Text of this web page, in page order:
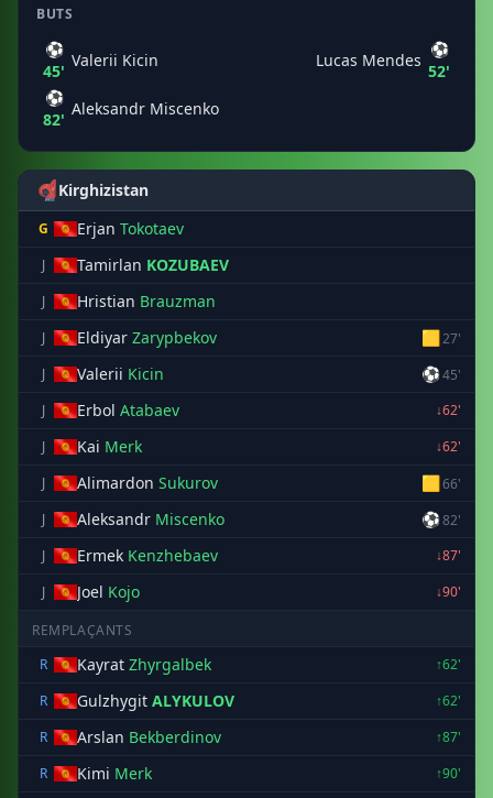
BUTS
⚽
45'
Valerii Kicin
⚽
82'
Aleksandr Miscenko
Lucas Mendes
⚽
52'
Kirghizistan
G Erjan Tokotaev
J Tamirlan KOZUBAEV
J Hristian Brauzman
J Eldiyar Zarypbekov 🟨27'
J
Valerii Kicin ⚽45'
J
Erbol Atabaev
↓62'
J
Kai Merk
↓62'
J
Alimardon Sukurov 🟨66'
J
Aleksandr Miscenko ⚽82'
J
Ermek Kenzhebaev
↓87'
J
Joel Kojo ↓90'
REMPLAÇANTS
R
Kayrat Zhyrgalbek
↑62'
R
Gulzhygit ALYKULOV
↑62'
R
Arslan Bekberdinov
↑87'
R
Kimi Merk
↑90'